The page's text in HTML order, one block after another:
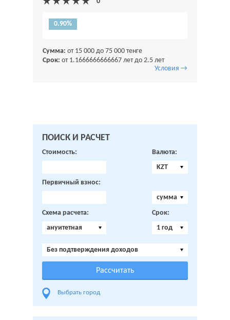
0.90%
Сумма: от 15 000 до 75 000 тенге
Срок: от 1.1666666666667 лет до 2.5 лет
Условия →
ПОИСК И РАСЧЕТ
Стоимость:
Валюта:
KZT
Первичный взнос:
сумма
Схема расчета:
ануитетная
Срок:
1 год
Без подтверждения доходов
Выбрать город